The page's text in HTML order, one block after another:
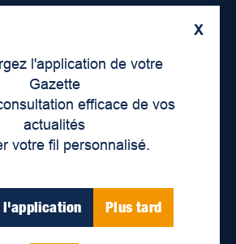
X
l'application de votre
Gazette
efficace de vos
actualités
votre fil personnalisé.
Plus tard